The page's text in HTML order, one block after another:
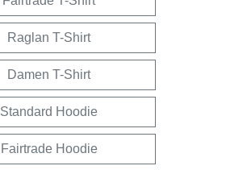
Raglan T-Shirt
Damen T-Shirt
Standard Hoodie
Fairtrade Hoodie